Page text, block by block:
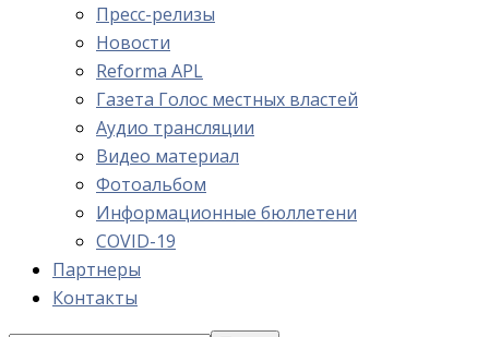
Пресс-релизы
Новости
Reforma APL
Газета Голос местных властей
Аудио трансляции
Видео материал
Фотоальбом
Информационные бюллетени
COVID-19
Партнеры
Контакты